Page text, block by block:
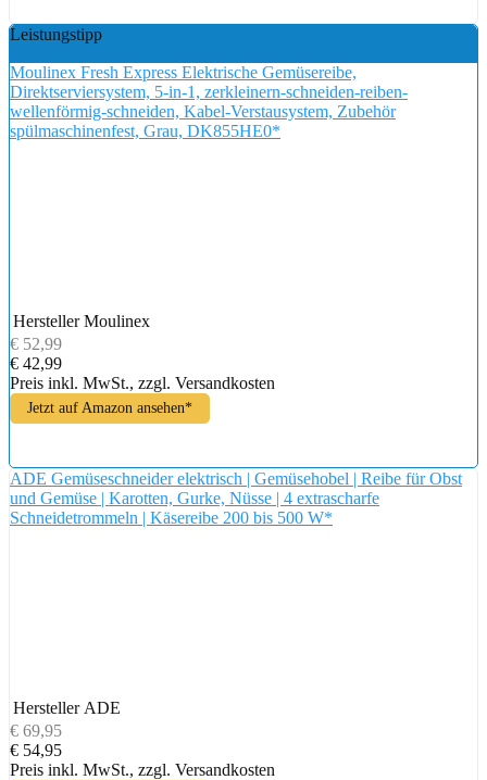
Leistungstipp
Moulinex Fresh Express Elektrische Gemüsereibe,
Direktserviersystem, 5-in-1, zerkleinern-schneiden-reiben-
wellenförmig-schneiden, Kabel-Verstausystem, Zubehör
spülmaschinenfest, Grau, DK855HE0*
Hersteller Moulinex
€ 52,99
€ 42,99
Preis inkl. MwSt., zzgl. Versandkosten
Jetzt auf Amazon ansehen*
ADE Gemüseschneider elektrisch | Gemüsehobel | Reibe für Obst
und Gemüse | Karotten, Gurke, Nüsse | 4 extrascharfe
Schneidetrommeln | Käsereibe 200 bis 500 W*
Hersteller ADE
€ 69,95
€ 54,95
Preis inkl. MwSt., zzgl. Versandkosten